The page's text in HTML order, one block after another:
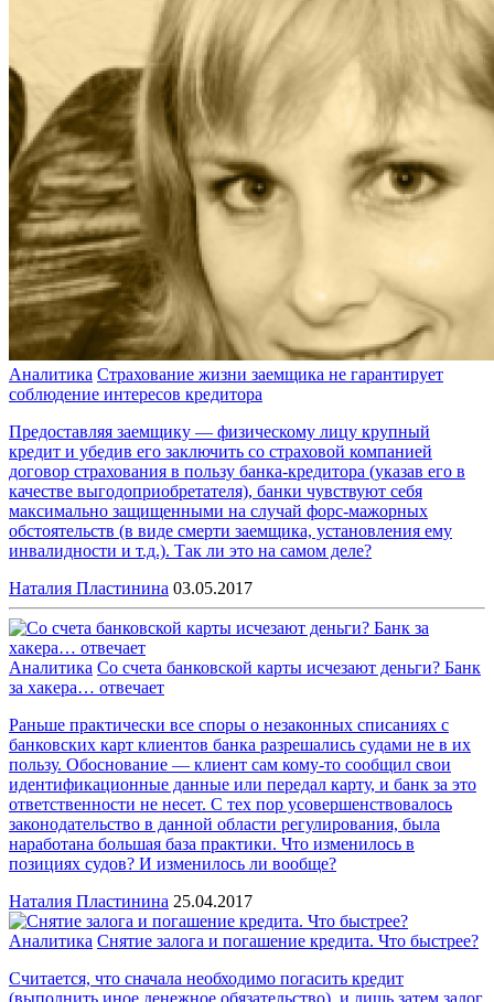
Аналитика Страхование жизни заемщика не гарантирует
соблюдение интересов кредитора
Предоставляя заемщику — физическому лицу крупный
кредит и убедив его заключить со страховой компанией
договор страхования в пользу банка-кредитора (указав его в
качестве выгодоприобретателя), банки чувствуют себя
максимально защищенными на случай форс-мажорных
обстоятельств (в виде смерти заемщика, установления ему
инвалидности и т.д.). Так ли это на самом деле?
Наталия Пластинина 03.05.2017
Аналитика Со счета банковской карты исчезают деньги? Банк
за хакера… отвечает
Раньше практически все споры о незаконных списаниях с
банковских карт клиентов банка разрешались судами не в их
пользу. Обоснование — клиент сам кому-то сообщил свои
идентификационные данные или передал карту, и банк за это
ответственности не несет. С тех пор усовершенствовалось
законодательство в данной области регулирования, была
наработана большая база практики. Что изменилось в
позициях судов? И изменилось ли вообще?
Наталия Пластинина 25.04.2017
Аналитика Снятие залога и погашение кредита. Что быстрее?
Считается, что сначала необходимо погасить кредит
(выполнить иное денежное обязательство), и лишь затем залог,